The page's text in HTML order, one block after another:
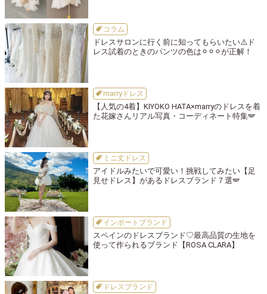
コラム
ドレスサロンに行く前に知ってもらいたい⚠️ド
レス試着のときのパンツの色は⚪︎⚪︎⚪︎が正解！
marryドレス
【人気の4着】KIYOKO HATA×marryのドレスを着
た花嫁さんリアル写真・コーディネート特集🪽
ミニ丈ドレス
アイドルみたいで可愛い！挑戦してみたい【足
見せドレス】があるドレスブランド７選🪽
インポートブランド
スペインのドレスブランド♡最高品質の生地を
使って作られるブランド【ROSA CLARA】
ドレスブランド